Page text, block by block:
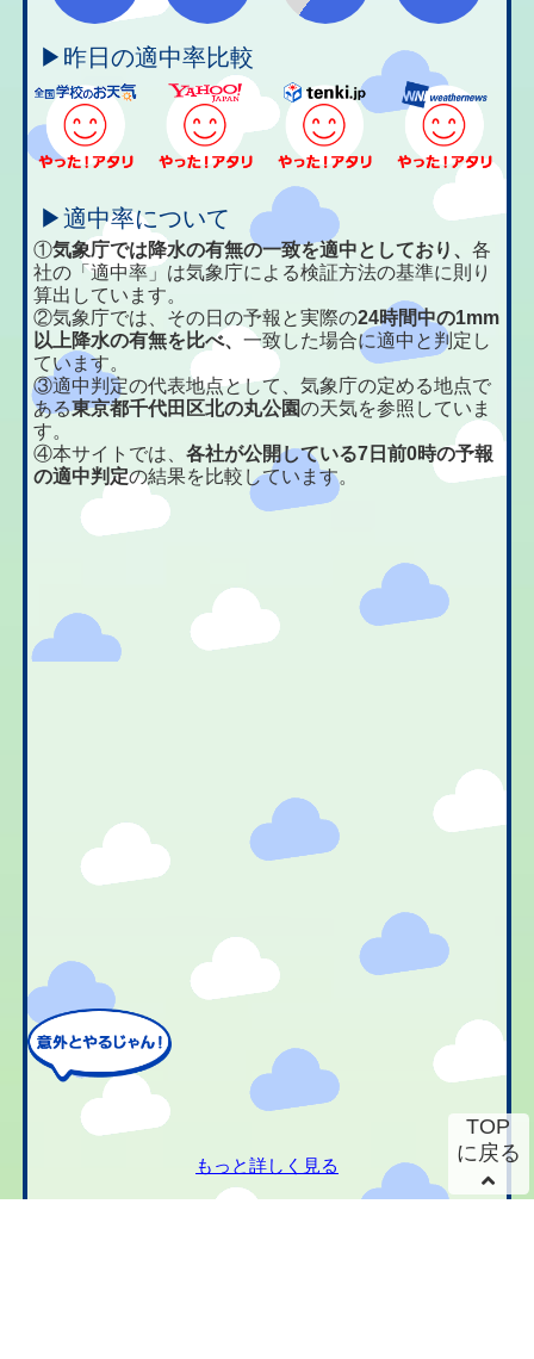
▶昨日の適中率比較
▶適中率について
①気象庁では降水の有無の一致を適中としており、各
社の「適中率」は気象庁による検証方法の基準に則り
算出しています。
②気象庁では、その日の予報と実際の24時間中の1mm
以上降水の有無を比べ、一致した場合に適中と判定し
ています。
③適中判定の代表地点として、気象庁の定める地点で
ある東京都千代田区北の丸公園の天気を参照していま
す。
④本サイトでは、各社が公開している7日前0時の予報
の適中判定の結果を比較しています。
もっと詳しく見る
TOP
に戻る